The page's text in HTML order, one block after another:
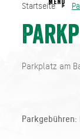
Startseite
Parkplatz am
Parkgebühren:
Startseite
MENU